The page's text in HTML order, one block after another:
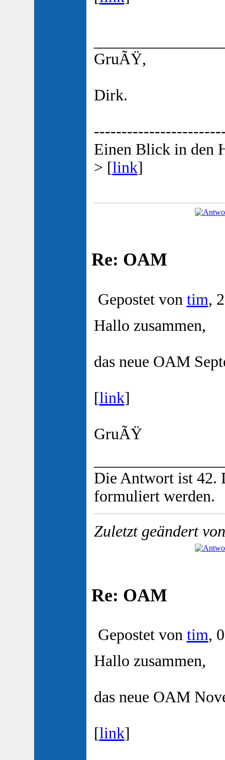
GruÃŸ,
Dirk.
Einen Blick in den
> [link]
Re: OAM
Gepostet von tim,
Hallo zusammen,
das neue OAM
[link]
GruÃŸ
Die Antwort ist 42.
formuliert werden.
Zuletzt geändert
Re: OAM
Gepostet von tim,
Hallo zusammen,
das neue OAM
[link]